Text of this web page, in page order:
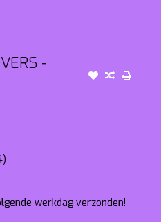
-
werkdag verzonden!